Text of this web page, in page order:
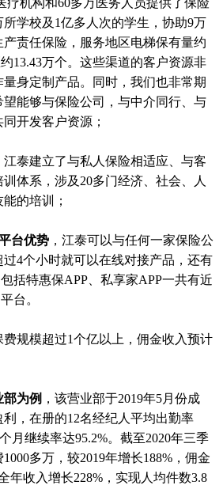
学校及1亿多人次的学生，协助9万
责任保险，服务地区电梯保有量约
13.43万个。这些渠道的客户资源非
身定制产品。同时，我们也非常期
能够与保险公司，与中介同行、与
开发客户资源；
江泰建立了与私人保险相适应、与客
体系，涉及20多门经济、社会、人
的培训；
台优势 ，江泰可以与任何一家保险公
4个小时就可以在线对接产品，还有
括特惠保APP、私享家APP一共有近
台。
规模超过1个亿以上，佣金收入预计
为例 ，该营业部于2019年5月份成
，在册的12名经纪人平均出勤率
月继续率达95.2%。截至2020年三季
多万，较2019年增长188%，佣金
年收入增长228%，实现人均件数3.8